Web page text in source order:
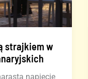
strajkiem w
napięcie